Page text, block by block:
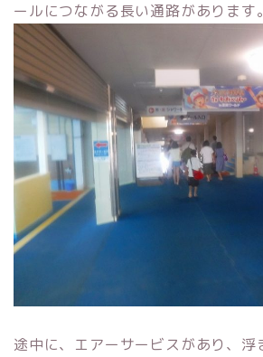
ールにつながる長い通路があります。
途中に、エアーサービスがあり、浮